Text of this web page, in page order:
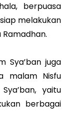
berpuasa
melakukan
Sya’ban juga
malam Nisfu
yaitu
berbagai